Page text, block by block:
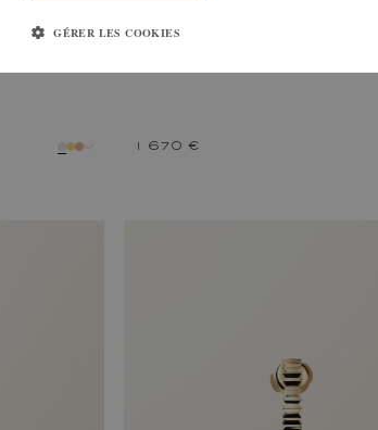
OR BLANC, DIAMANT
1 670 €
GÉRER LES COOKIES